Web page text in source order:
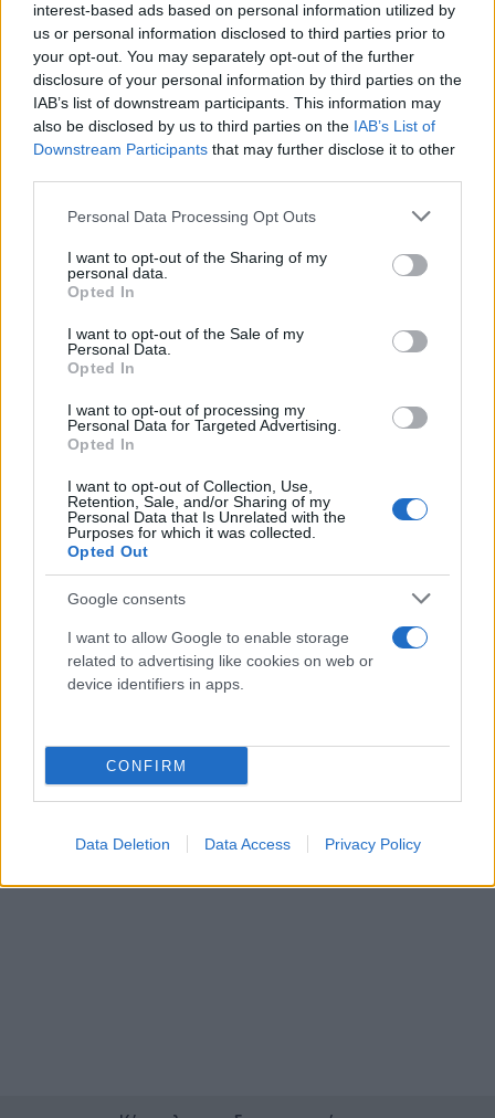
interest-based ads based on personal information utilized by
us or personal information disclosed to third parties prior to
your opt-out. You may separately opt-out of the further
disclosure of your personal information by third parties on the
IAB’s list of downstream participants. This information may
also be disclosed by us to third parties on the IAB’s List of
Downstream Participants that may further disclose it to other
Please note that this website/app uses one or more Google
not limited to your visit or usage behaviour. You may click to
grant or deny consent to Google and its third-party tags to
use your data for below specified purposes in below Google
consent section.
Personal Data Processing Opt Outs
I want to opt-out of the Sharing of my
personal data.
Opted In
I want to opt-out of the Sale of my
Personal Data.
Opted In
I want to opt-out of processing my
Personal Data for Targeted Advertising.
Opted In
I want to opt-out of Collection, Use,
Retention, Sale, and/or Sharing of my
Personal Data that Is Unrelated with the
Purposes for which it was collected.
Opted Out
Google consents
I want to allow Google to enable storage
related to advertising like cookies on web or
device identifiers in apps.
CONFIRM
Data Deletion Data Access Privacy Policy
Οι εντάσεις συνεχίζονται σχεδόν καθημερινά στην
πρωινή εκπομπή του Alpha.
Αυτή τη φορά η Κατερίνα Παπακωστοπούλου της
οποίας ο εκνευρισμός είναι εμφανής στους
τηλεθεατές, έφτασε σε σημείο που δεν μπόρεσε να
διατηρήσει την ψυχραιμία της, απέναντι στην